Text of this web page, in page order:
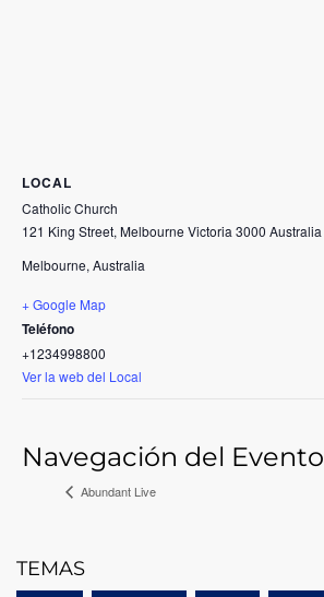
LOCAL
Catholic Church
121 King Street, Melbourne Victoria 3000 Australia
Melbourne, Australia
+ Google Map
Teléfono
+1234998800
Ver la web del Local
Navegación del Evento
Abundant Live
TEMAS